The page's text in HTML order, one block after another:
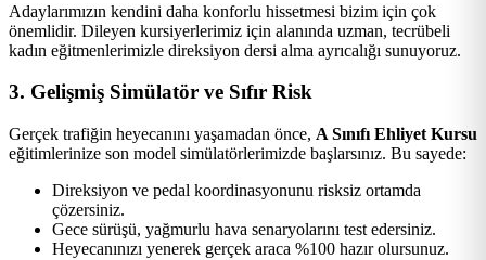
Adaylarımızın kendini daha konforlu hissetmesi bizim için çok
önemlidir. Dileyen kursiyerlerimiz için alanında uzman, tecrübeli
kadın eğitmenlerimizle direksiyon dersi alma ayrıcalığı sunuyoruz.
3. Gelişmiş Simülatör ve Sıfır Risk
Gerçek trafiğin heyecanını yaşamadan önce, A Sınıfı Ehliyet Kursu
eğitimlerinize son model simülatörlerimizde başlarsınız. Bu sayede:
Direksiyon ve pedal koordinasyonunu risksiz ortamda
çözersiniz.
Gece sürüşü, yağmurlu hava senaryolarını test edersiniz.
Heyecanınızı yenerek gerçek araca %100 hazır olursunuz.